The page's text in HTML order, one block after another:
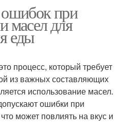
при
масел для
еды
процесс, который требует
из важных составляющих
использование масел.
ошибки при
может повлиять на вкус и